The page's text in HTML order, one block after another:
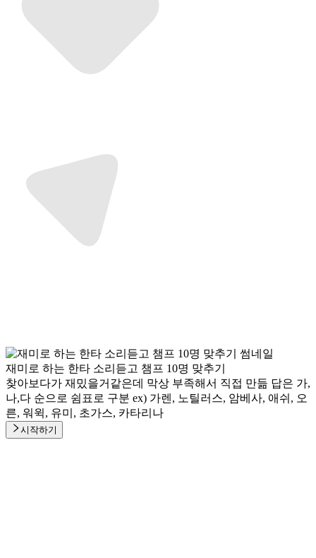
재미로 하는 한타 소리듣고 챔프 10명 맞추기
찾아보다가 재밌을거같은데 막상 부족해서 직접 만듦 답은 가,
나,다 순으로 쉼표로 구분 ex) 가렌, 노틸러스, 암베사, 애쉬, 오
른, 워윅, 유미, 초가스, 카타리나
시작하기